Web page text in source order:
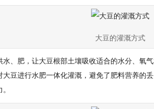
大豆的灌溉方式
、肥，让大豆根部土壤吸收适合的水分、氧
豆进行水肥一体化灌溉，避免了肥料营养的